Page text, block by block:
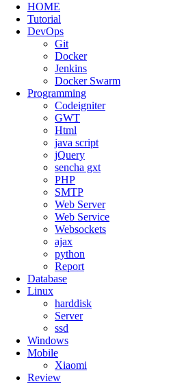
HOME
Tutorial
DevOps
Git
Docker
Jenkins
Docker Swarm
Programming
Codeigniter
GWT
Html
java script
jQuery
sencha gxt
PHP
SMTP
Web Server
Web Service
Websockets
ajax
python
Report
Database
Linux
harddisk
Server
ssd
Windows
Mobile
Xiaomi
Review